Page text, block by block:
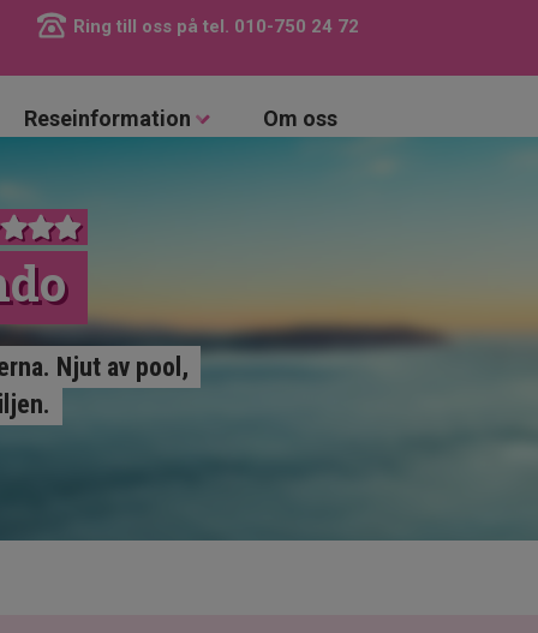
Ring till oss på tel. 010-750 24 72
Reseinformation Om oss
Njut av pool,